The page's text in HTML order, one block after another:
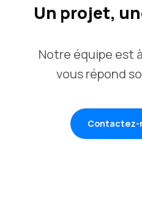
Un projet,
Notre équipe est
vous répond
Contactez-